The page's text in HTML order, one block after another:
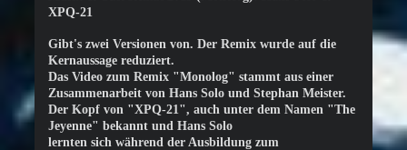
XPQ-21
Gibt's zwei Versionen von. Der Remix wurde auf die
Kernaussage reduziert.
Das Video zum Remix "Monolog" stammt aus einer
Zusammenarbeit von Hans Solo und Stephan Meister.
Der Kopf von "XPQ-21", auch unter dem Namen "The
Jeyenne" bekannt und Hans Solo
lernten sich während der Ausbildung zum